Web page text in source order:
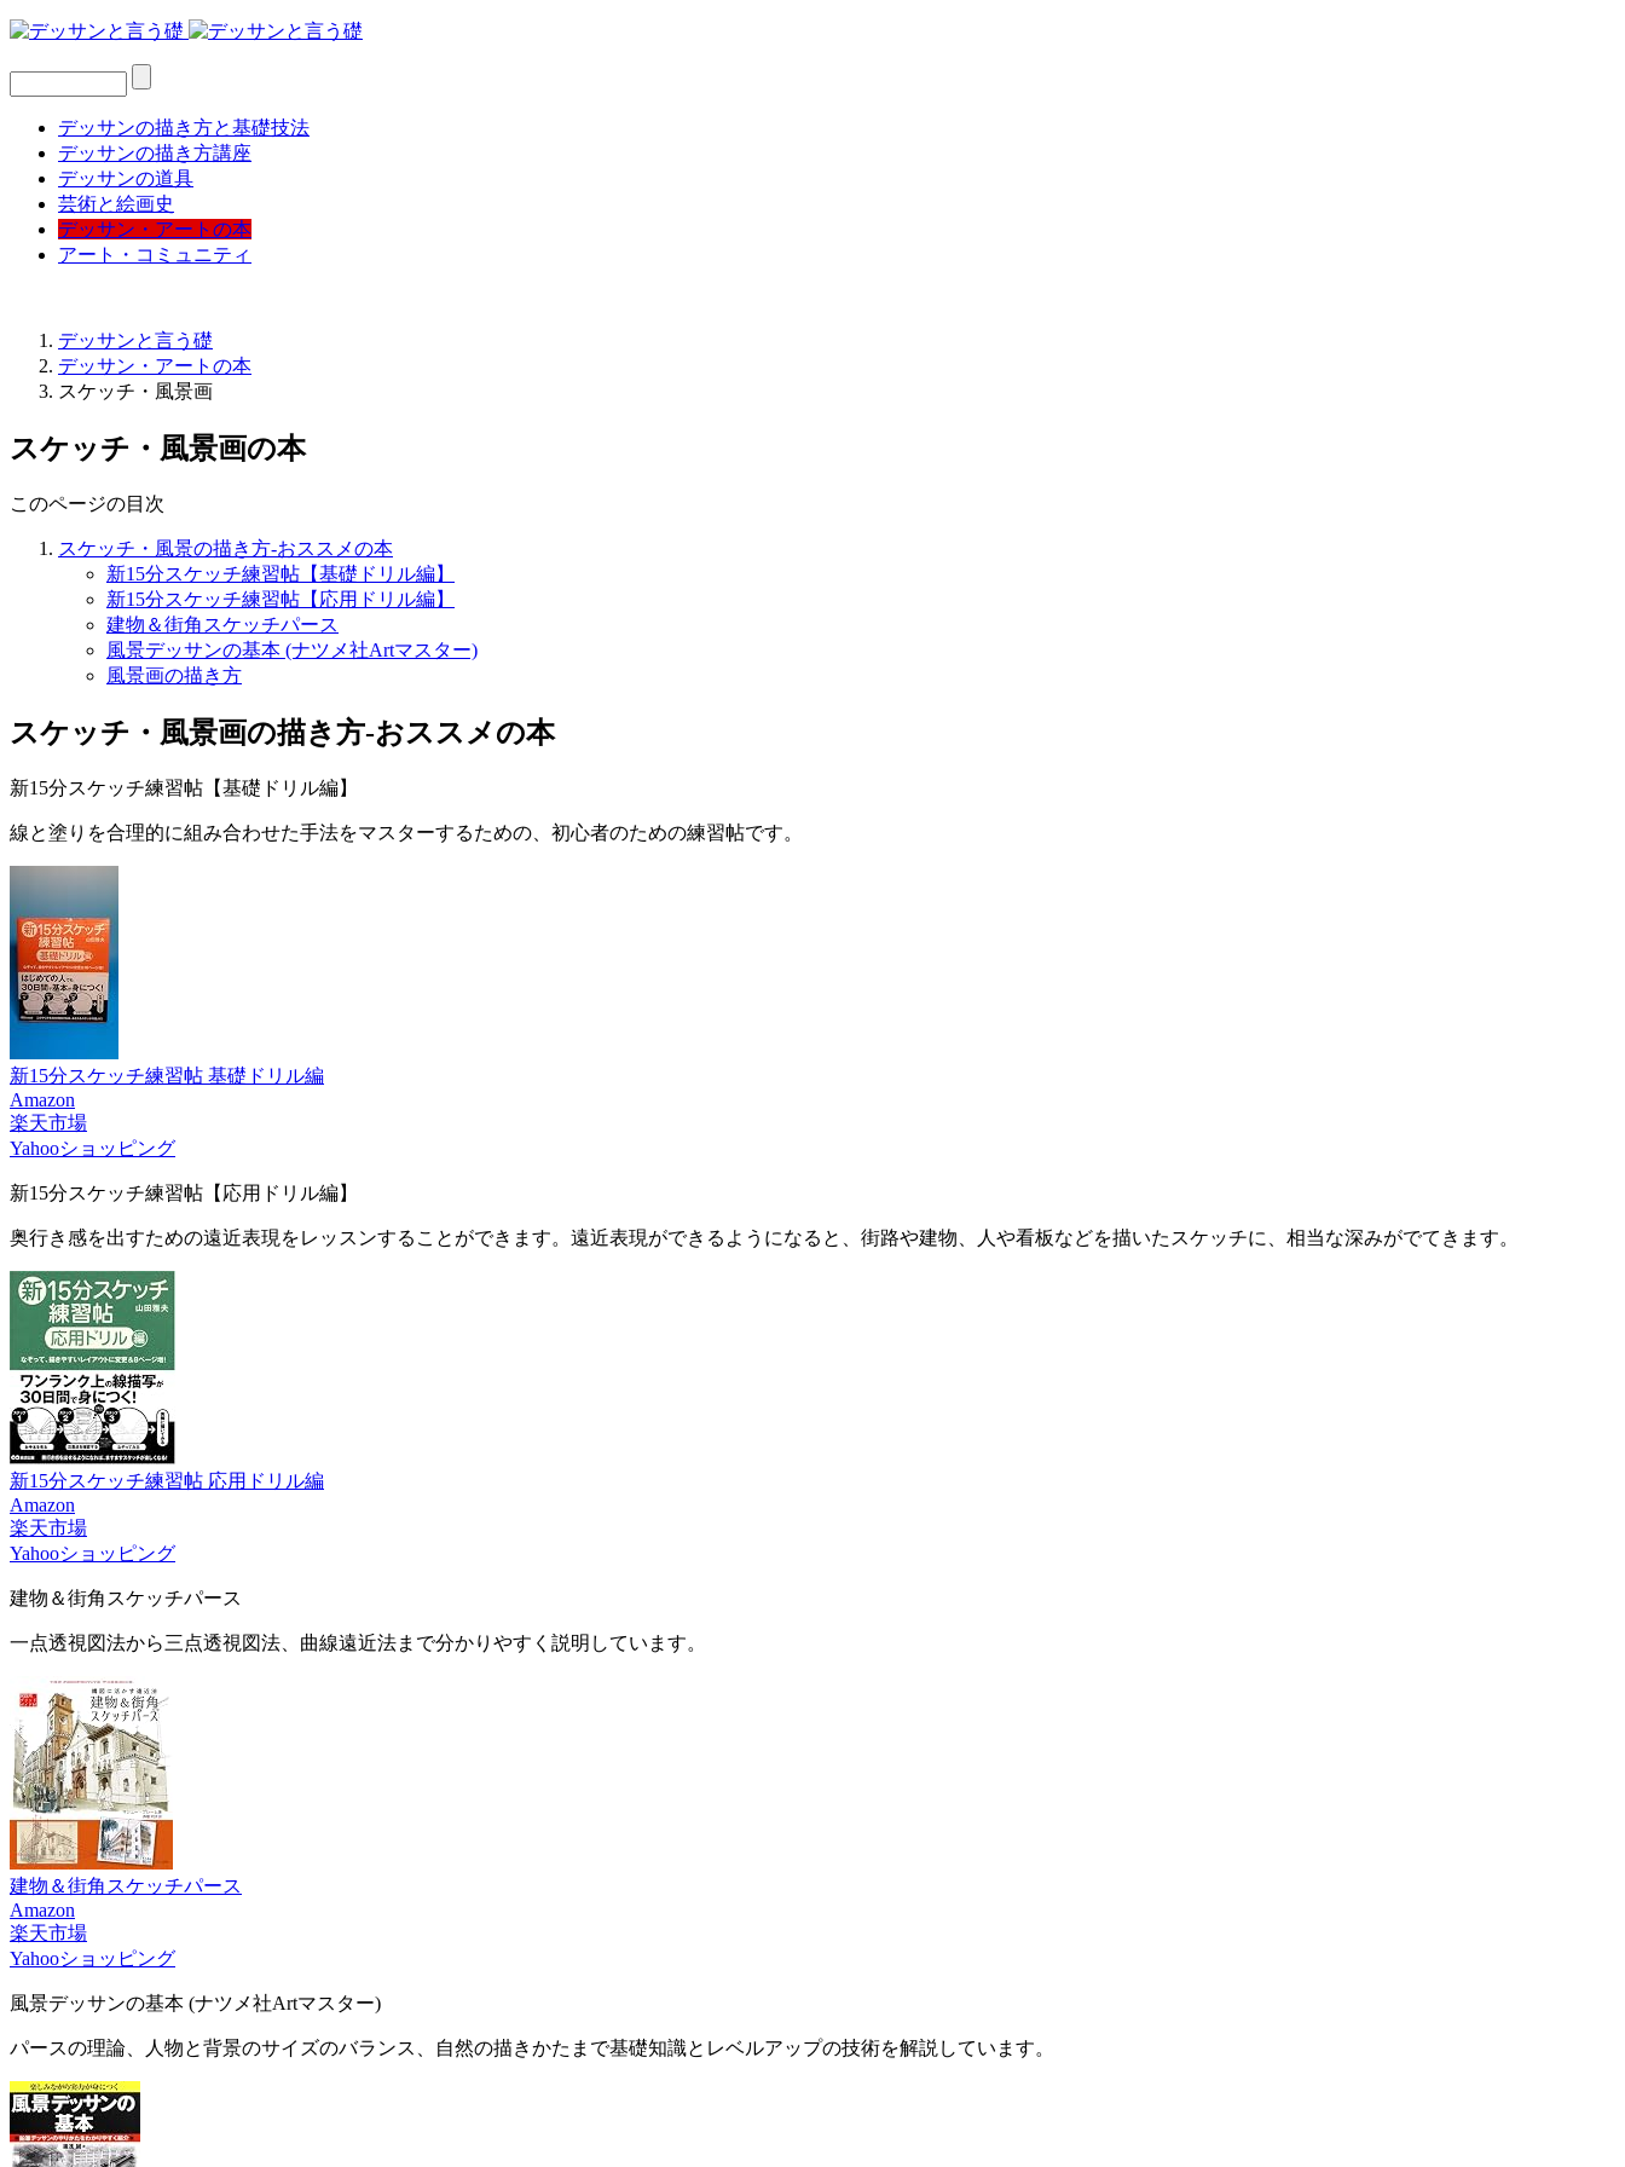
デッサンの描き方と基礎技法
デッサンの描き方講座
デッサンの道具
芸術と絵画史
デッサン・アートの本
アート・コミュニティ
デッサンと言う礎
デッサン・アートの本
スケッチ・風景画
スケッチ・風景画の本
このページの目次
スケッチ・風景の描き方-おススメの本
新15分スケッチ練習帖【基礎ドリル編】
新15分スケッチ練習帖【応用ドリル編】
建物＆街角スケッチパース
風景デッサンの基本 (ナツメ社Artマスター)
風景画の描き方
スケッチ・風景画の描き方-おススメの本
新15分スケッチ練習帖【基礎ドリル編】
線と塗りを合理的に組み合わせた手法をマスターするための、初心者のための練習帖です。
新15分スケッチ練習帖 基礎ドリル編
Amazon
楽天市場
Yahooショッピング
新15分スケッチ練習帖【応用ドリル編】
奥行き感を出すための遠近表現をレッスンすることができます。遠近表現ができるようになると、街路や建物、人や看板などを描いたスケッチに、相当な深みがでてきます。
新15分スケッチ練習帖 応用ドリル編
Amazon
楽天市場
Yahooショッピング
建物＆街角スケッチパース
一点透視図法から三点透視図法、曲線遠近法まで分かりやすく説明しています。
建物＆街角スケッチパース
Amazon
楽天市場
Yahooショッピング
風景デッサンの基本 (ナツメ社Artマスター)
パースの理論、人物と背景のサイズのバランス、自然の描きかたまで基礎知識とレベルアップの技術を解説しています。